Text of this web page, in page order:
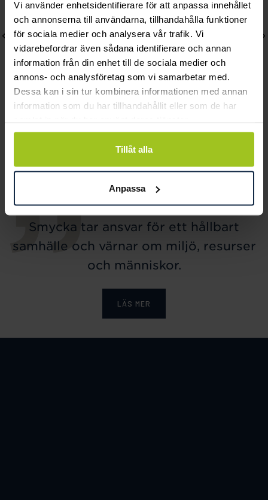
Vi använder enhetsidentifierare för att anpassa innehållet
och annonserna till användarna, tillhandahålla funktioner
för sociala medier och analysera vår trafik. Vi
vidarebefordrar även sådana identifierare och annan
information från din enhet till de sociala medier och
annons- och analysföretag som vi samarbetar med.
Dessa kan i sin tur kombinera informationen med annan
information som du har tillhandahållit eller som de har
Tillåt alla
Anpassa
Little Butterfly halsband
Space armband
Pris
560 kr
Smycka tar ansvar för ett hållbart
samhälle och värnar om miljö, resurser
och människor.
LÄS MER